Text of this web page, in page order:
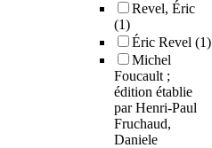
Revel, Éric
(1)
Éric Revel (1)
Michel
Foucault ;
édition établie
par Henri-Paul
Fruchaud,
Daniele